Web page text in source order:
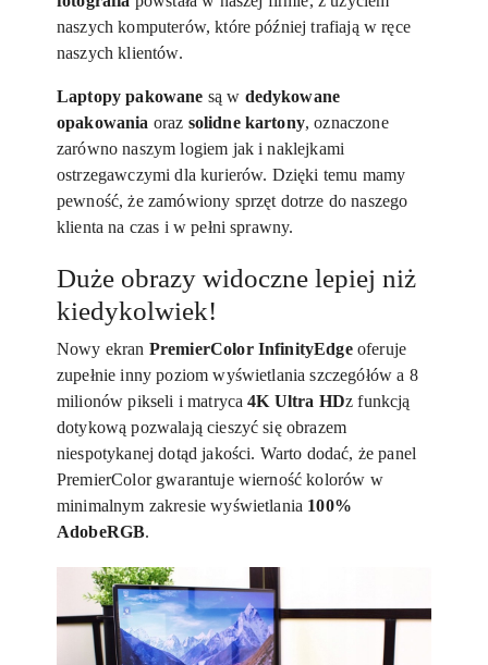
naszych komputerów, które później trafiają w ręce
naszych klientów.
Laptopy pakowane są w dedykowane
opakowania oraz solidne kartony, oznaczone
zarówno naszym logiem jak i naklejkami
ostrzegawczymi dla kurierów. Dzięki temu mamy
pewność, że zamówiony sprzęt dotrze do naszego
klienta na czas i w pełni sprawny.
Duże obrazy widoczne lepiej niż
kiedykolwiek!
Nowy ekran PremierColor InfinityEdgeoferuje
zupełnie inny poziom wyświetlania szczegółów a 8
milionów pikseli i matryca4K Ultra HDz funkcją
dotykową pozwalają cieszyć się obrazem
niespotykanej dotąd jakości. Warto dodać, że panel
PremierColor gwarantuje wierność kolorów w
minimalnym zakresie wyświetlania 100%
AdobeRGB.